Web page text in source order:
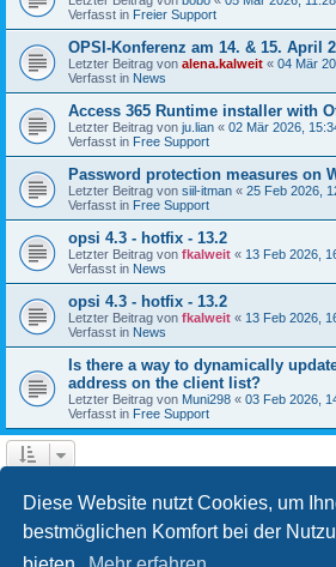
Diese Website nutzt Cookies, um
bestmöglichen Komfort bei der
Verfasst in Freier Support
OPSI-Konferenz am 14. & 15. April
Letzter Beitrag von alena.kalweit « 04 Mär
Verfasst in News
Access 365 Runtime installer with
Letzter Beitrag von ju.lian « 02 Mär 2026,
Verfasst in Free Support
Password protection measures on
Letzter Beitrag von siil-itman « 25 Feb 2026,
Verfasst in Free Support
opsi 4.3 - hotfix - 13.2
Letzter Beitrag von fkalweit « 13 Feb 2026,
Verfasst in News
opsi 4.3 - hotfix - 13.2
Letzter Beitrag von fkalweit « 13 Feb 2026,
Verfasst in News
Is there a way to dynamically
address on the client list?
Letzter Beitrag von Muni298 « 03 Feb 2026,
Verfasst in Free Support